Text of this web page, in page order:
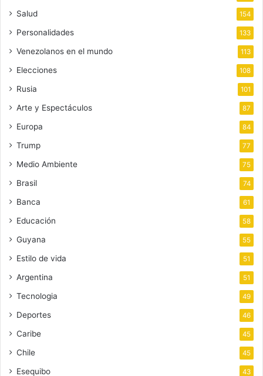
Salud 154
Personalidades 133
Venezolanos en el mundo 113
Elecciones 108
Rusia 101
Arte y Espectáculos 87
Europa 84
Trump 77
Medio Ambiente 75
Brasil 74
Banca 61
Educación 58
Guyana 55
Estilo de vida 51
Argentina 51
Tecnologia 49
Deportes 46
Caribe 45
Chile 45
Esequibo 43